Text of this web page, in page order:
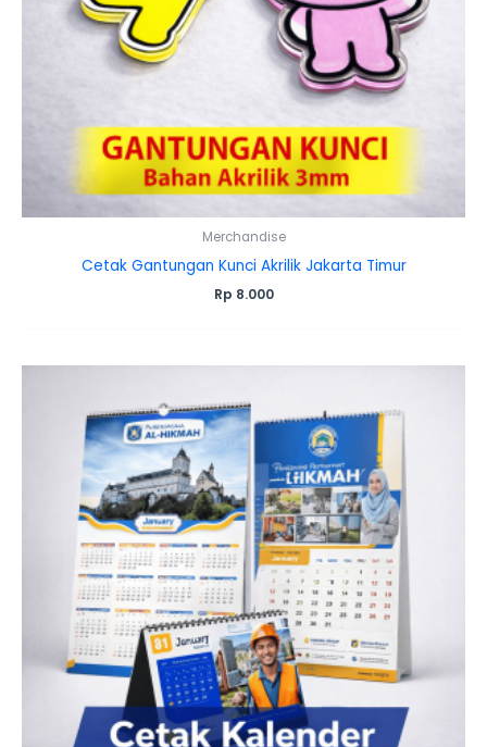
Merchandise
Cetak Gantungan Kunci Akrilik Jakarta Timur
Rp 8.000